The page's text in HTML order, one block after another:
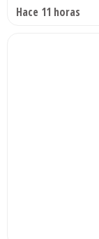
Hace 11 horas